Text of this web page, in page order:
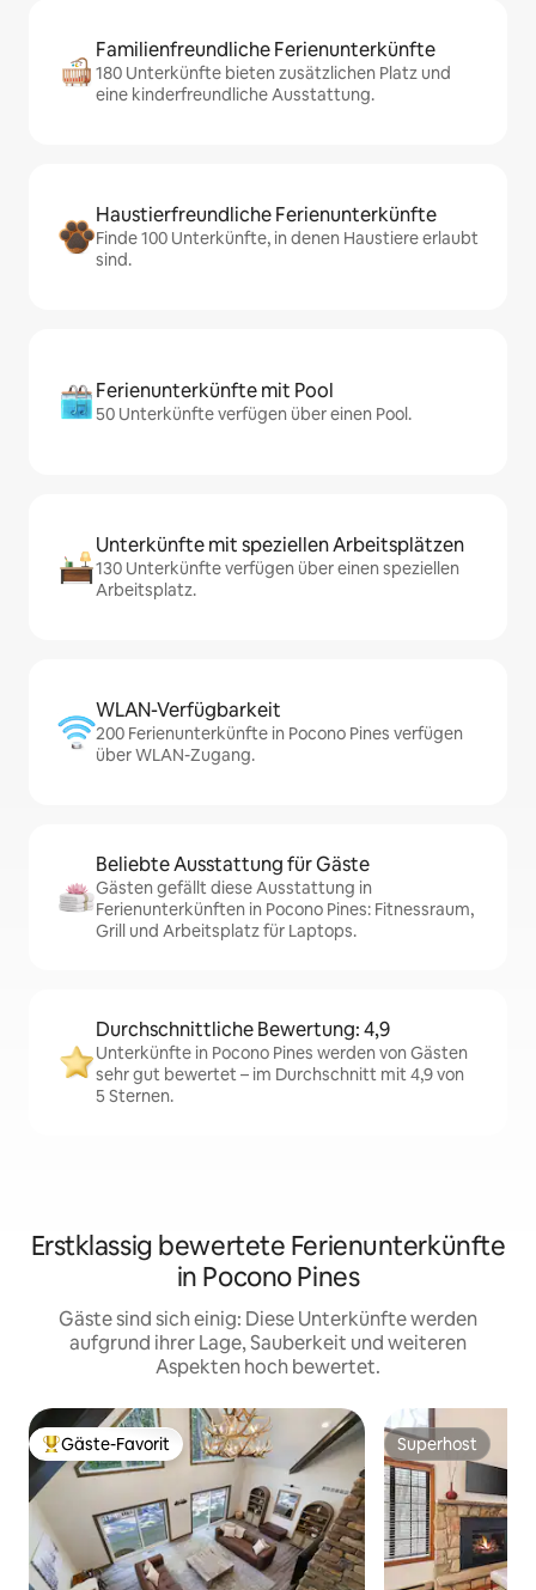
Familienfreundliche Ferienunterkünfte
180 Unterkünfte bieten zusätzlichen Platz und
eine kinderfreundliche Ausstattung.
Haustierfreundliche Ferienunterkünfte
Finde 100 Unterkünfte, in denen Haustiere erlaubt
sind.
Ferienunterkünfte mit Pool
50 Unterkünfte verfügen über einen Pool.
Unterkünfte mit speziellen Arbeitsplätzen
130 Unterkünfte verfügen über einen speziellen
Arbeitsplatz.
WLAN-Verfügbarkeit
200 Ferienunterkünfte in Pocono Pines verfügen
über WLAN-Zugang.
Beliebte Ausstattung für Gäste
Gästen gefällt diese Ausstattung in
Ferienunterkünften in Pocono Pines: Fitnessraum,
Grill und Arbeitsplatz für Laptops.
Durchschnittliche Bewertung: 4,9
Unterkünfte in Pocono Pines werden von Gästen
sehr gut bewertet – im Durchschnitt mit 4,9 von
5 Sternen.
Erstklassig bewertete Ferienunterkünfte
in Pocono Pines
Gäste sind sich einig: Diese Unterkünfte werden
aufgrund ihrer Lage, Sauberkeit und weiteren
Aspekten hoch bewertet.
Beliebter Gäste-Favorit.
Gäste-Favorit Superhost
Superhost